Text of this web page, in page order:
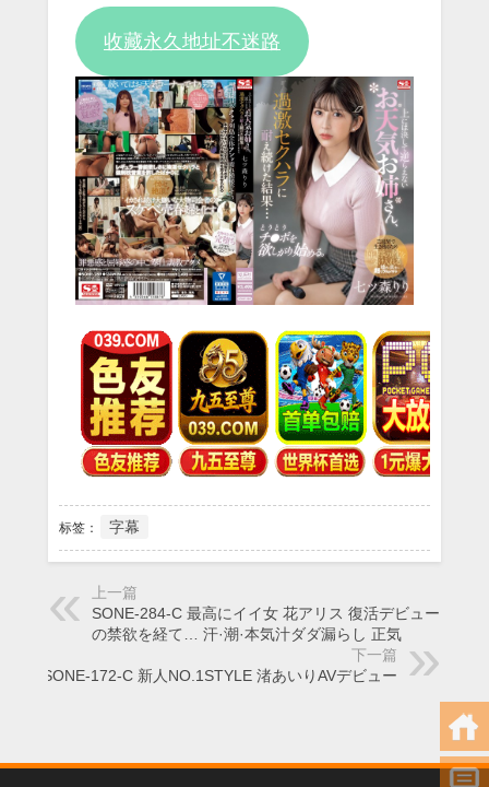
收藏永久地址不迷路
标签： 字幕
上一篇
SONE-284-C 最高にイイ女 花アリス 復活デビュー 1年半
の禁欲を経て… 汗·潮·本気汁ダダ漏らし 正気
下一篇
SONE-172-C 新人NO.1STYLE 渚あいりAVデビュー